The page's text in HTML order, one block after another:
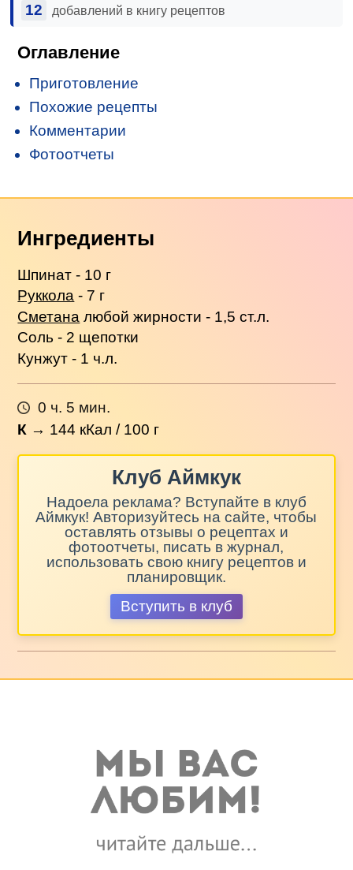
12 добавлений в книгу рецептов
Оглавление
Приготовление
Похожие рецепты
Комментарии
Фотоотчеты
Ингредиенты
Шпинат - 10 г
Руккола - 7 г
Сметана любой жирности - 1,5 ст.л.
Соль - 2 щепотки
Кунжут - 1 ч.л.
0 ч. 5 мин.
К → 144 кКал / 100 г
Клуб Аймкук
Надоела реклама? Вступайте в клуб
Аймкук! Авторизуйтесь на сайте, чтобы
оставлять отзывы о рецептах и
фотоотчеты, писать в журнал,
использовать свою книгу рецептов и
планировщик.
Вступить в клуб